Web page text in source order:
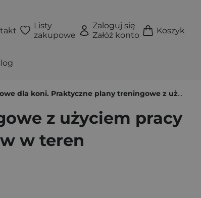
Listy
zakupowe
Zaloguj się
Załóż konto
Koszyk
plany treningowe z użyciem pracy z ziemi, jazdy wierzchem, drągów, pagórków i wyjazdów w teren
z użyciem pracy
w teren